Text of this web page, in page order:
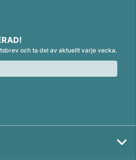
och ta del av aktuellt varje vecka.